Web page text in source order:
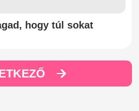
hogy túl sokat